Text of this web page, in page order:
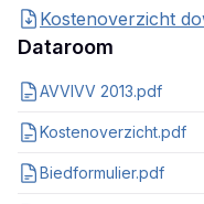
Kostenoverzicht
Dataroom
AVVIVV 2013.pdf
Kostenoverzicht.pdf
Biedformulier.pdf